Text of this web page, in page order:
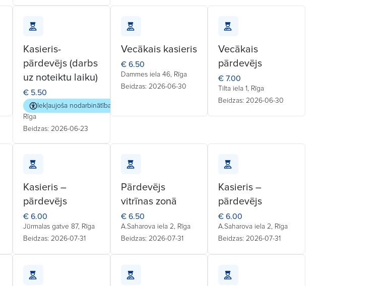
Kasieris-
pārdevējs (darbs
uz noteiktu laiku)
€ 5.50
Iekļaujoša nodarbinātība
Rīga
Beidzas: 2026-06-23
Vecākais kasieris
€ 6.50
Dammes iela 46, Rīga
Beidzas: 2026-06-30
Vecākais
pārdevējs
€ 7.00
Tilta iela 1, Rīga
Beidzas: 2026-06-30
Kasieris –
pārdevējs
€ 6.00
Jūrmalas gatve 87, Rīga
Beidzas: 2026-07-31
Pārdevējs
vitrīnas zonā
€ 6.50
A.Saharova iela 2, Rīga
Beidzas: 2026-07-31
Kasieris –
pārdevējs
€ 6.00
A.Saharova iela 2, Rīga
Beidzas: 2026-07-31